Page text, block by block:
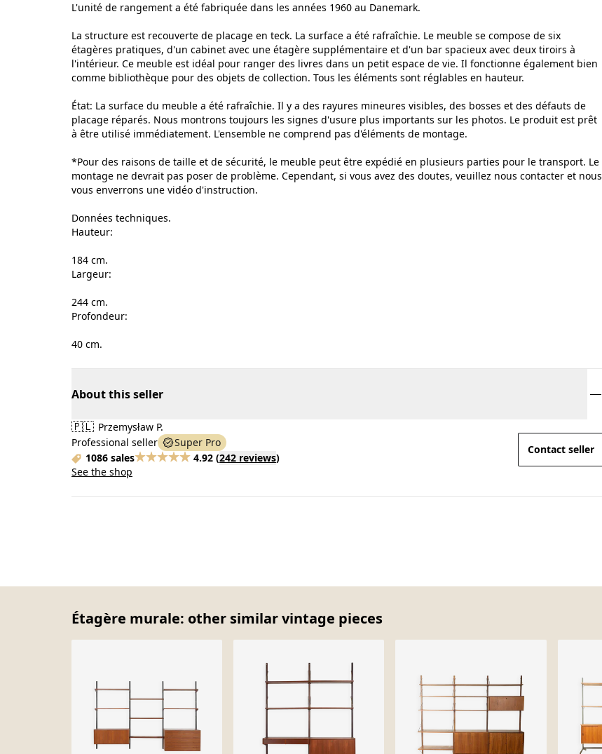
L'unité de rangement a été fabriquée dans les années 1960 au Danemark.
La structure est recouverte de placage en teck. La surface a été rafraîchie. Le meuble se compose de six
étagères pratiques, d'un cabinet avec une étagère supplémentaire et d'un bar spacieux avec deux tiroirs à
l'intérieur. Ce meuble est idéal pour ranger des livres dans un petit espace de vie. Il fonctionne également bien
comme bibliothèque pour des objets de collection. Tous les éléments sont réglables en hauteur.
État: La surface du meuble a été rafraîchie. Il y a des rayures mineures visibles, des bosses et des défauts de
placage réparés. Nous montrons toujours les signes d'usure plus importants sur les photos. Le produit est prêt
à être utilisé immédiatement. L'ensemble ne comprend pas d'éléments de montage.
*Pour des raisons de taille et de sécurité, le meuble peut être expédié en plusieurs parties pour le transport. Le
montage ne devrait pas poser de problème. Cependant, si vous avez des doutes, veuillez nous contacter et nous
vous enverrons une vidéo d'instruction.
Données techniques.
Hauteur:
184 cm.
Largeur:
244 cm.
Profondeur:
40 cm.
About this seller
🇵🇱 Przemysław P.
Professional seller
Super Pro
1086 sales
4.92 (242 reviews)
See the shop
Contact seller
Étagère murale: other similar vintage pieces